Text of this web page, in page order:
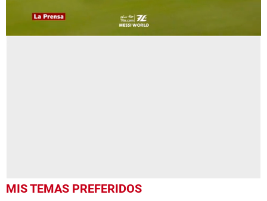
MIS TEMAS PREFERIDOS